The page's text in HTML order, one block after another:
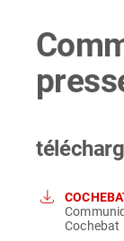
Cochebat